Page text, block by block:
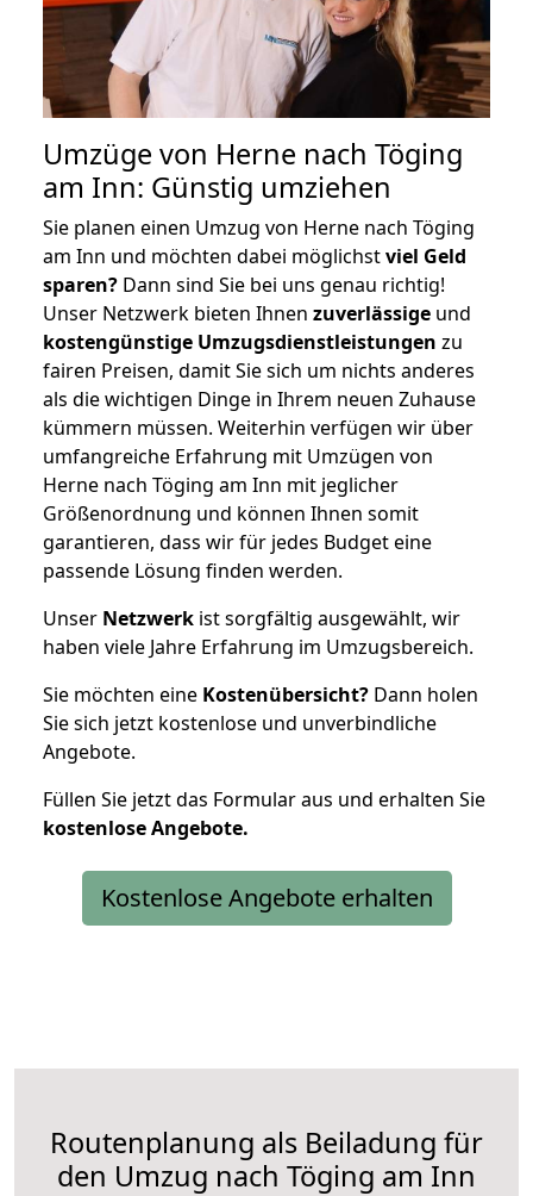
Umzüge von Herne nach Töging
am Inn: Günstig umziehen
Sie planen einen Umzug von Herne nach Töging
am Inn und möchten dabei möglichstviel Geld
sparen? Dann sind Sie bei uns genau richtig!
Unser Netzwerk bieten Ihnen zuverlässige und
kostengünstige Umzugsdienstleistungen zu
fairen Preisen, damit Sie sich um nichts anderes
als die wichtigen Dinge in Ihrem neuen Zuhause
kümmern müssen. Weiterhin verfügen wir über
umfangreiche Erfahrung mit Umzügen von
Herne nach Töging am Inn mit jeglicher
Größenordnung und können Ihnen somit
garantieren, dass wir für jedes Budget eine
passende Lösung finden werden.
Unser Netzwerk ist sorgfältig ausgewählt, wir
haben viele Jahre Erfahrung im Umzugsbereich.
Sie möchten eine Kostenübersicht? Dann holen
Sie sich jetzt kostenlose und unverbindliche
Angebote.
Füllen Sie jetzt das Formular aus und erhalten Sie
kostenloseAngebote.
Kostenlose Angebote erhalten
Routenplanung als Beiladung für
den Umzug nach Töging am Inn